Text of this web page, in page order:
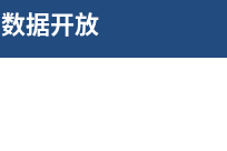
数据开放